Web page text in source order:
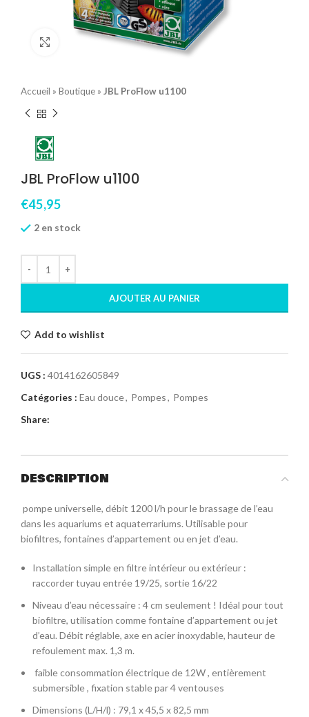
Click to enlarge
Accueil » Boutique » JBL ProFlow u1100
JBL ProFlow u1100
€45,95
2 en stock
AJOUTER AU PANIER
Add to wishlist
UGS : 4014162605849
Catégories : Eau douce, Pompes, Pompes
Share:
DESCRIPTION
pompe universelle, débit 1200 l/h pour le brassage de l’eau
dans les aquariums et aquaterrariums. Utilisable pour
biofiltres, fontaines d’appartement ou en jet d’eau.
Installation simple en filtre intérieur ou extérieur :
raccorder tuyau entrée 19/25, sortie 16/22
Niveau d’eau nécessaire : 4 cm seulement ! Idéal pour tout
biofiltre, utilisation comme fontaine d’appartement ou jet
d’eau. Débit réglable, axe en acier inoxydable, hauteur de
refoulement max. 1,3 m.
faible consommation électrique de 12W , entièrement
submersible , fixation stable par 4 ventouses
Dimensions (L/H/l) : 79,1 x 45,5 x 82,5 mm